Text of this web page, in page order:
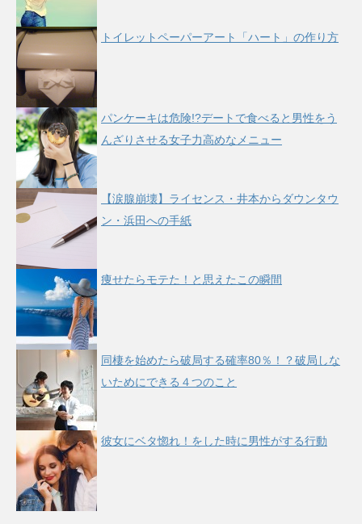
トイレットペーパーアート「ハート」の作り方
パンケーキは危険!?デートで食べると男性をう
んざりさせる女子力高めなメニュー
【涙腺崩壊】ライセンス・井本からダウンタウ
ン・浜田への手紙
痩せたらモテた！と思えたこの瞬間
同棲を始めたら破局する確率80％！？破局しな
いためにできる４つのこと
彼女にベタ惚れ！をした時に男性がする行動